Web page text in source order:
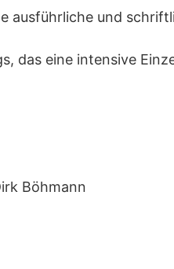
und
das eine intensive
Böhmann